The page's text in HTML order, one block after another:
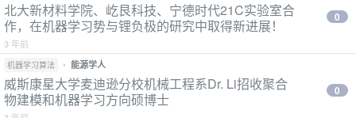
北大新材料学院、屹艮科技、宁德时代21C实验室合
作，在机器学习势与锂负极的研究中取得新进展！
3 年前
0
机器学习算法 • 能源学人
​威斯康星大学麦迪逊分校机械工程系Dr. Li招收聚合
物建模和机器学习方向硕博士
0